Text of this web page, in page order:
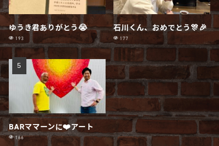
ゆうき君ありがとう😭
193
石川くん、おめでとう🎊🎉
177
BARママーンに❤️アート
166